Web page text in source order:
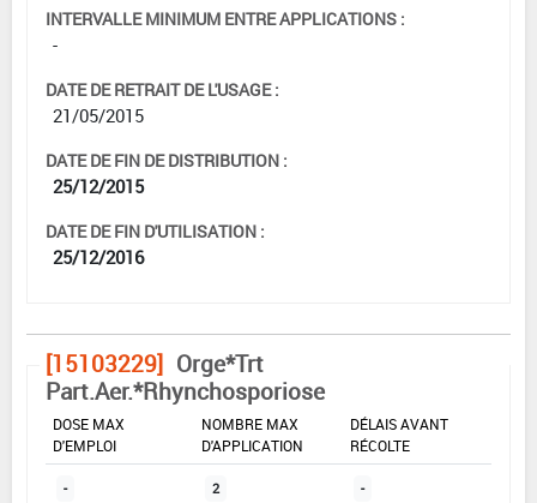
INTERVALLE MINIMUM ENTRE APPLICATIONS :
-
DATE DE RETRAIT DE L'USAGE :
21/05/2015
DATE DE FIN DE DISTRIBUTION :
25/12/2015
DATE DE FIN D'UTILISATION :
25/12/2016
[15103229] Orge*Trt
Part.Aer.*Rhynchosporiose
DOSE MAX
D'EMPLOI
NOMBRE MAX
D'APPLICATION
DÉLAIS AVANT
RÉCOLTE
- 2 -